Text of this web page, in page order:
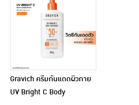
Gravich ครีมกันแดดผิวกาย
UV Bright C Body